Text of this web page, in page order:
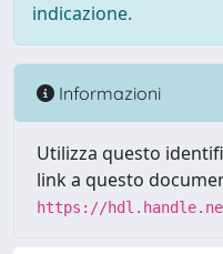
indicazione.
Informazioni
Utilizza questo
link a questo
https://